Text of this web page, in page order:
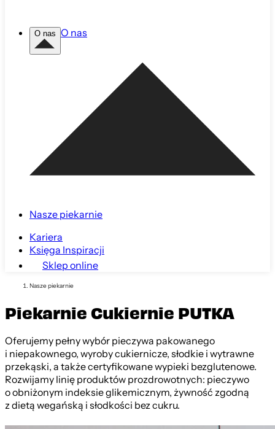
O nas O nas
Nasze piekarnie
Kariera
Księga Inspiracji
Sklep online
Nasze piekarnie
Piekarnie Cukiernie PUTKA
Oferujemy pełny wybór pieczywa pakowanego
i niepakownego, wyroby cukiernicze, słodkie i wytrawne
przekąski, a także certyfikowane wypieki bezglutenowe.
Rozwijamy linię produktów prozdrowotnych: pieczywo
o obniżonym indeksie glikemicznym, żywność zgodną
z dietą wegańską i słodkości bez cukru.